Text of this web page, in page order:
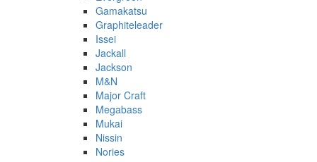
Gamakatsu
Graphiteleader
Issei
Jackall
Jackson
M&N
Major Craft
Megabass
Mukai
Nissin
Nories